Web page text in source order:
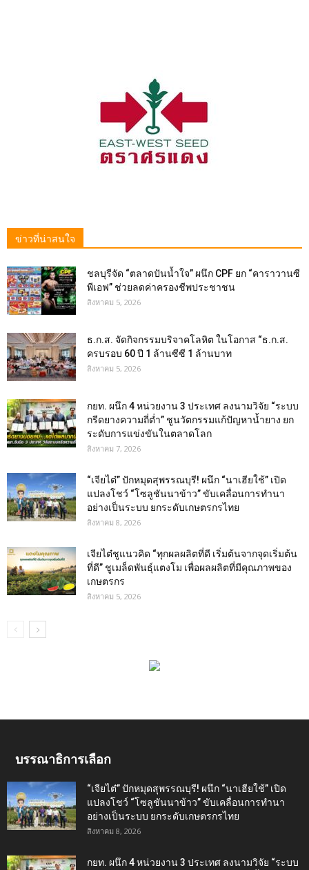
ข่าวที่น่าสนใจ
ชลบุรีจัด “ตลาดปันน้ำใจ” ผนึก CPF ยก “คาราวานซี
พีเอฟ” ช่วยลดค่าครองชีพประชาชน
สิงหาคม 5, 2026
ธ.ก.ส. จัดกิจกรรมบริจาคโลหิต ในโอกาส “ธ.ก.ส.
ครบรอบ 60 ปี 1 ล้านซีซี 1 ล้านบาท
สิงหาคม 5, 2026
กยท. ผนึก 4 หน่วยงาน 3 ประเทศ ลงนามวิจัย “ระบบ
กรีดยางความถี่ต่ำ” ชูนวัตกรรมแก้ปัญหาน้ำยาง ยก
ระดับการแข่งขันในตลาดโลก
สิงหาคม 7, 2026
“เจียไต๋” ปักหมุดสุพรรณบุรี! ผนึก “นาเฮียใช้” เปิด
แปลงโชว์ “โซลูชันนาข้าว” ขับเคลื่อนการทำนา
อย่างเป็นระบบ ยกระดับเกษตรกรไทย
สิงหาคม 8, 2026
เจียไต๋ชูแนวคิด “ทุกผลผลิตที่ดี เริ่มต้นจากจุดเริ่มต้น
ที่ดี” ชูเมล็ดพันธุ์แตงโม เพื่อผลผลิตที่มีคุณภาพของ
เกษตรกร
สิงหาคม 5, 2026
บรรณาธิการเลือก
“เจียไต๋” ปักหมุดสุพรรณบุรี! ผนึก “นาเฮียใช้” เปิด
แปลงโชว์ “โซลูชันนาข้าว” ขับเคลื่อนการทำนา
อย่างเป็นระบบ ยกระดับเกษตรกรไทย
สิงหาคม 8, 2026
กยท. ผนึก 4 หน่วยงาน 3 ประเทศ ลงนามวิจัย “ระบบ